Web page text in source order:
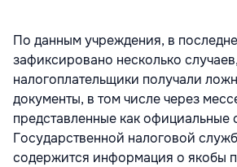
По данным учреждения, в
зафиксировано несколько
налогоплательщики получали
документы, в том числе через
представленные как официальные
Государственной налоговой
содержится информация о якобы